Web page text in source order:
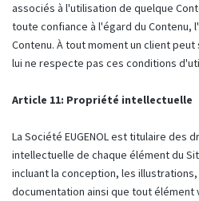
associés à l'utilisation de quelque
toute confiance à l'égard du
Contenu. À tout moment un client
lui ne respecte pas ces conditions
Article 11: Propriété intellectuelle
La Société EUGENOL est titulaire des
intellectuelle de chaque élément du
incluant la conception, les
documentation ainsi que tout élément